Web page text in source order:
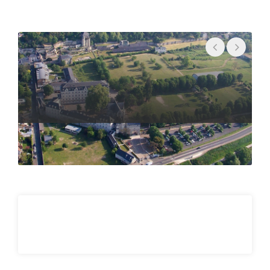
• Vectorisation
Sciences et techniques - Ingénierie
Concept de base
• Mathématiques appliquées
• Thermodynamique
• Rhéologie